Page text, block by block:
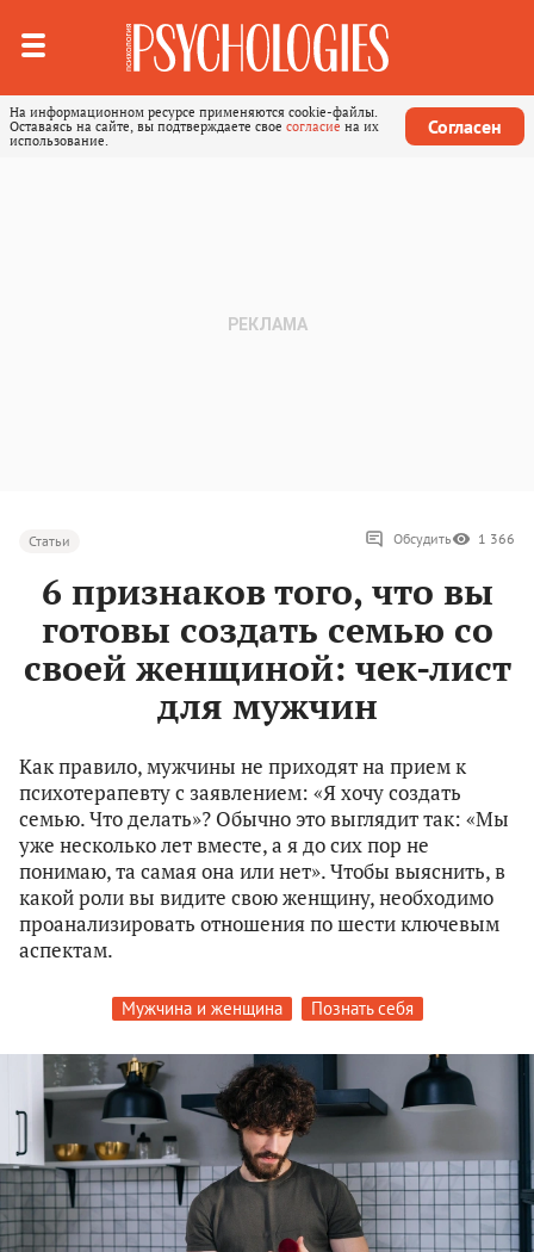
На информационном ресурсе применяются cookie-файлы.
Оставаясь на сайте, вы подтверждаете свое согласие на их
использование.
Согласен
Статьи Обсудить 1 366
6 признаков того, что вы
готовы создать семью со
своей женщиной: чек-лист
для мужчин
Как правило, мужчины не приходят на прием к
психотерапевту с заявлением: «Я хочу создать
семью. Что делать»? Обычно это выглядит так: «Мы
уже несколько лет вместе, а я до сих пор не
понимаю, та самая она или нет». Чтобы выяснить, в
какой роли вы видите свою женщину, необходимо
проанализировать отношения по шести ключевым
аспектам.
Мужчина и женщина Познать себя